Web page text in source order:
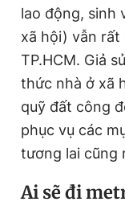
lao động, sinh
xã hội) vẫn
TP.HCM. Giả
thức nhà ở xã
quỹ đất công
phục vụ các
tương lai cũng
Ai sẽ đi